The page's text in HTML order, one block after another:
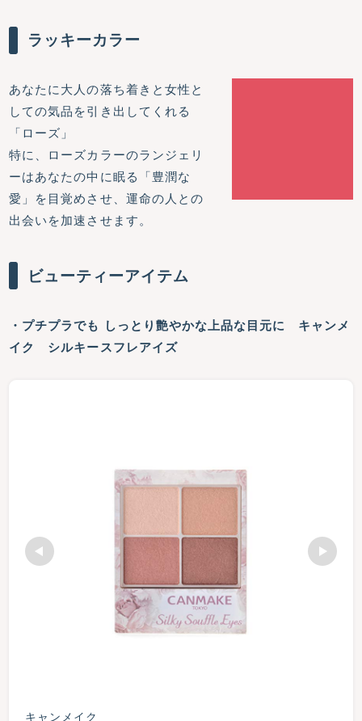
ラッキーカラー
あなたに大人の落ち着きと女性と
しての気品を引き出してくれる
「ローズ」
特に、ローズカラーのランジェリ
ーはあなたの中に眠る「豊潤な
愛」を目覚めさせ、運命の人との
出会いを加速させます。
ビューティーアイテム
・プチプラでも しっとり艶やかな上品な目元に キャンメ
イク シルキースフレアイズ
キャンメイク